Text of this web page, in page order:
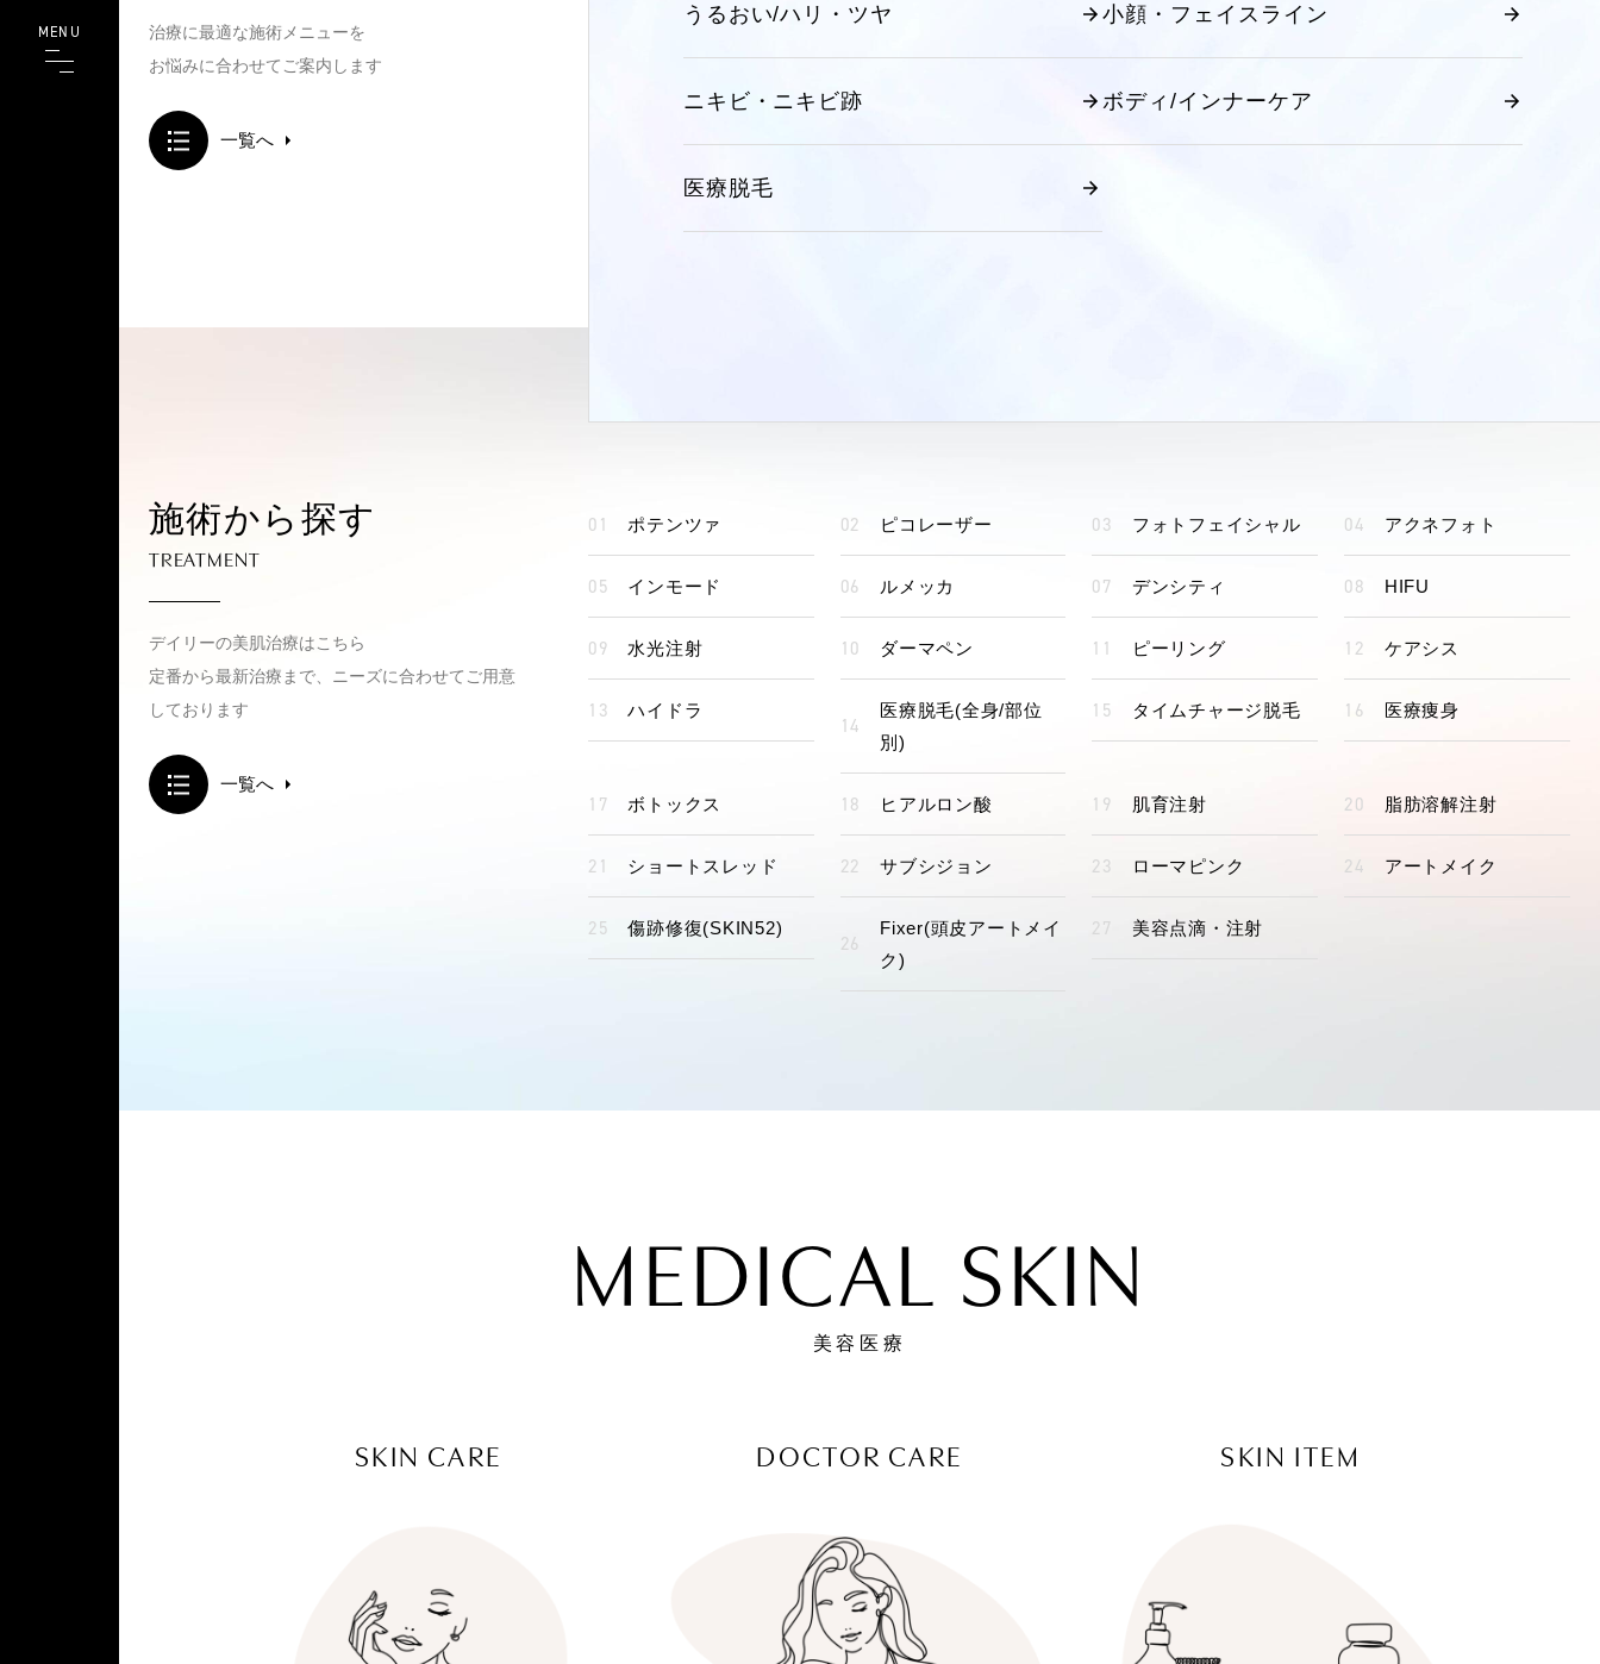
MENU
治療に最適な施術メニューを
お悩みに合わせてご案内します
一覧へ
うるおい/ハリ・ツヤ 小顔・フェイスライン
ニキビ・ニキビ跡 ボディ/インナーケア
医療脱毛
施術から探す
TREATMENT
デイリーの美肌治療はこちら
定番から最新治療まで、ニーズに合わせて ご用意
しております
一覧へ
ポテンツァ ピコレーザー フォトフェイシャル アクネフォト
インモード ルメッカ デンシティ HIFU
水光注射 ダーマペン ピーリング ケアシス
ハイドラ
医療脱毛(全身/部位
別)
タイムチャージ脱毛 医療痩身
ボトックス ヒアルロン酸 肌育注射 脂肪溶解注射
ショートスレッド サブシジョン ローマピンク アートメイク
傷跡修復(SKIN52)
Fixer(頭皮アートメイ
ク)
美容点滴・注射
MEDICAL SKIN
美容医療
SKIN CARE DOCTOR CARE SKIN ITEM